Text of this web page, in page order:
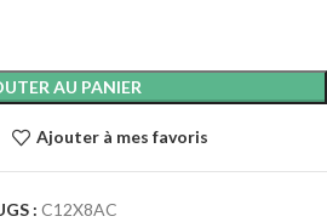
AU PANIER
Ajouter à mes favoris
: C12X8AC